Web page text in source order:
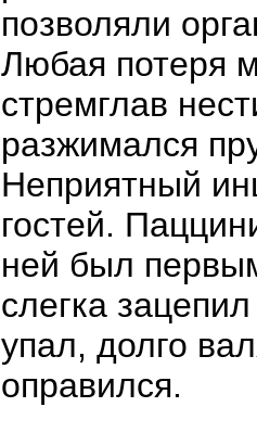
позволяли
Любая потеря
стремглав
разжимался
Неприятный
гостей.
ней был
слегка
упал, долго
оправился.